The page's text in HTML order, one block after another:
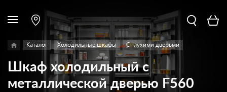
Каталог Холодильные шкафы С глухими дверьми
Шкаф холодильный с
металлической дверью F560